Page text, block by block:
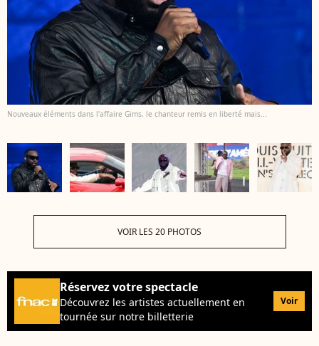
Nouveaux éléments dans l'affaire Gims, le chanteur remis en liberté mais...
VOIR LES 20 PHOTOS
Réservez votre spectacle
Découvrez les artistes actuellement en
tournée sur notre billetterie
Voir